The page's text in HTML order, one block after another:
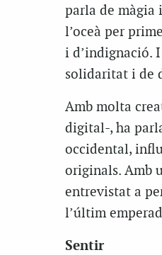
parla de màgia
l’oceà per
i d’indignació.
solidaritat i de
Amb molta
digital-, ha
occidental,
originals. Amb
entrevistat a
l’últim
Sentir